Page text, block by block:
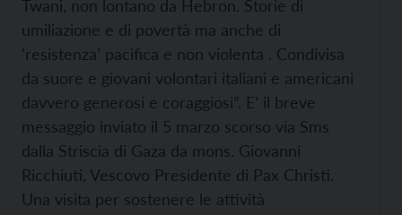
Twani, non lontano da Hebron. Storie di
umiliazione e di povertà ma anche di
‘resistenza’ pacifica e non violenta . Condivisa
da suore e giovani volontari italiani e americani
davvero generosi e coraggiosi”. E’ il breve
messaggio inviato il 5 marzo scorso via Sms
dalla Striscia di Gaza da mons. Giovanni
Ricchiuti, Vescovo Presidente di Pax Christi.
Una visita per sostenere le attività